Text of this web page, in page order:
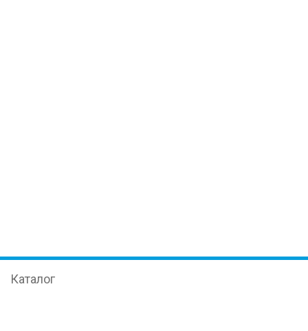
Каталог